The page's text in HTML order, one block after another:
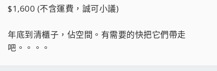
$1,600 (不含運費，誠可小議)
年底到清櫃子，佔空間。有需要的快把它們帶走
吧。。。。